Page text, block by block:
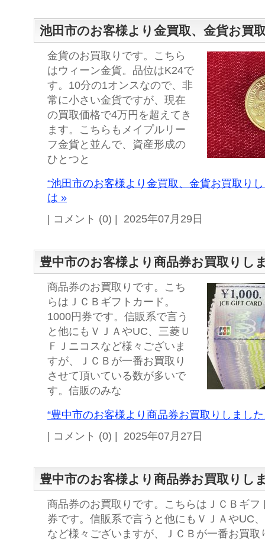
池田市のお客様より金買取、金貨お買
金貨のお買取りです。こちら
はウィーン金貨。品位はK24で
す。10分の1オンスなので、非
常に小さい金貨ですが、現在
の買取価格で4万円を超えてき
ます。こちらもメイプルリー
フ金貨と並んで、資産形成の
ひとつと
“池田市のお客様より金買取、金貨お買取り
は »
| コメント (0) | 2025年07月29日
豊中市のお客様より商品券お買取りし
商品券のお買取りです。こち
らはＪＣＢギフトカード。
1000円券です。信販系で言う
と他にもＶＪＡやUC、三菱Ｕ
ＦＪニコスなど様々ございま
すが、ＪＣＢが一番お買取り
させて頂いている数が多いで
す。信販のみな
“豊中市のお客様より商品券お買取りしまし
| コメント (0) | 2025年07月27日
豊中市のお客様より商品券お買取りし
商品券のお買取りです。こちらはＪＣＢギフ
券です。信販系で言うと他にもＶＪＡやUC
など様々ございますが、ＪＣＢが一番お買取